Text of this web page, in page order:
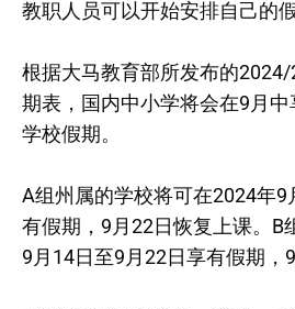
教职人员可以开始安排自己的
根据大马教育部所发布的
期表，国内中小学将会在9月
学校假期。
A组州属的学校将可在2024年
有假期，9月22日恢复上课。B
9月14日至9月22日享有假期，